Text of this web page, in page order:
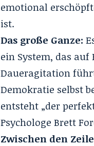
emotional
ist.
Das große Ganze:
ein System, das
Daueragitation
Demokratie selbst
entsteht „der
Psychologe Brett
Zwischen den